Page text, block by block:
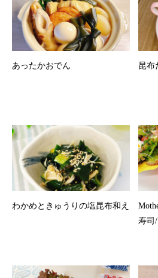
あったかおでん 昆布
わかめときゅうりの塩昆布和え
寿司